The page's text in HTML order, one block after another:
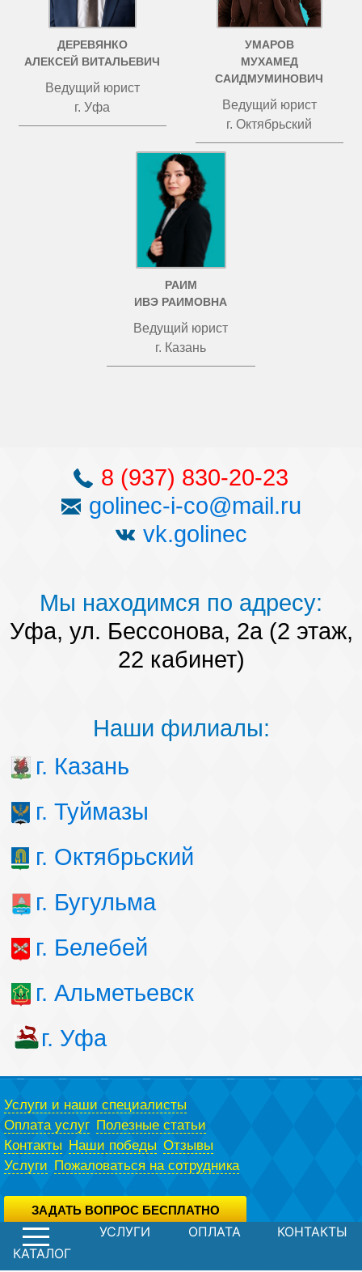
ДЕРЕВЯНКО
АЛЕКСЕЙ ВИТАЛЬЕВИЧ
Ведущий юрист
г. Уфа
УМАРОВ
МУХАМЕД
САИДМУМИНОВИЧ
Ведущий юрист
г. Октябрьский
РАИМ
ИВЭ РАИМОВНА
Ведущий юрист
г. Казань
8 (937) 830-20-23
golinec-i-co@mail.ru
vk.golinec
Мы находимся по адресу:
Уфа, ул. Бессонова, 2а (2 этаж,
22 кабинет)
Наши филиалы:
г. Казань
г. Туймазы
г. Октябрьский
г. Бугульма
г. Белебей
г. Альметьевск
г. Уфа
Услуги и наши специалисты
Оплата услуг Полезные статьи
Контакты Наши победы Отзывы
Услуги Пожаловаться на сотрудника
ЗАДАТЬ ВОПРОС БЕСПЛАТНО
Вы можете задать вопрос юристу абсолютно бесплатно,
воспользовавшись специальной формой.
Политика конфиденциальности
УСЛУГИ ОПЛАТА КОНТАКТЫ